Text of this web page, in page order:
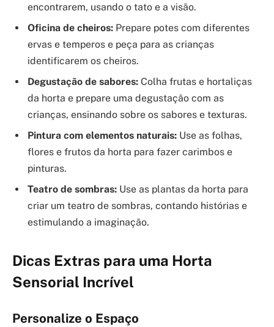
encontrarem, usando o tato e a visão.
Oficina de cheiros: Prepare potes com diferentes
ervas e temperos e peça para as crianças
identificarem os cheiros.
Degustação de sabores: Colha frutas e hortaliças
da horta e prepare uma degustação com as
crianças, ensinando sobre os sabores e texturas.
Pintura com elementos naturais: Use as folhas,
flores e frutos da horta para fazer carimbos e
pinturas.
Teatro de sombras: Use as plantas da horta para
criar um teatro de sombras, contando histórias e
estimulando a imaginação.
Dicas Extras para uma Horta
Sensorial Incrível
Personalize o Espaço